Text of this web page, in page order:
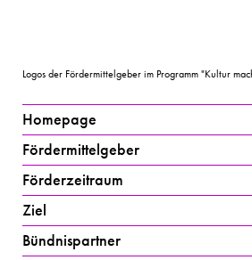
Logos der Fördermittelgeber im Programm "Kultur
Homepage
Fördermittelgeber
Förderzeitraum
Ziel
Bündnispartner